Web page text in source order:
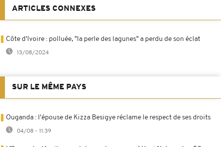
ARTICLES CONNEXES
Côte d'Ivoire : polluée, "la perle des lagunes" a perdu de son éclat
13/08/2024
SUR LE MÊME PAYS
Ouganda : l'épouse de Kizza Besigye réclame le respect de ses droits
04/08 - 11:39